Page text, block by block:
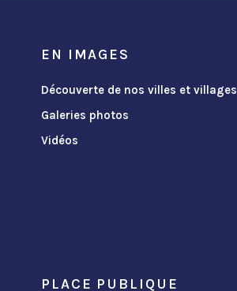
EN IMAGES
Découverte de nos villes et villages
Galeries photos
Vidéos
PLACE PUBLIQUE